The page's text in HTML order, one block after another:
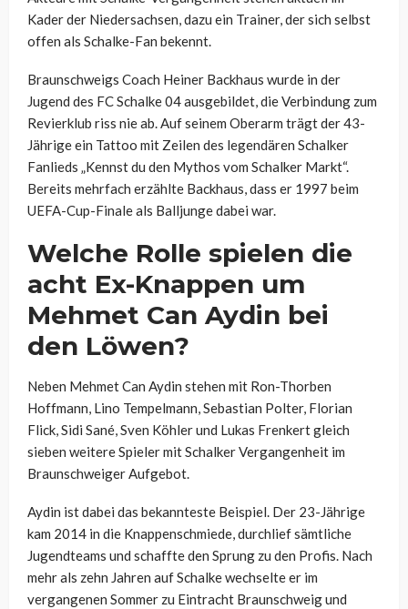
Kader der Niedersachsen, dazu ein Trainer, der sich selbst
offen als Schalke-Fan bekennt.
Braunschweigs Coach Heiner Backhaus wurde in der
Jugend des FC Schalke 04 ausgebildet, die Verbindung zum
Revierklub riss nie ab. Auf seinem Oberarm trägt der 43-
Jährige ein Tattoo mit Zeilen des legendären Schalker
Fanlieds „Kennst du den Mythos vom Schalker Markt“.
Bereits mehrfach erzählte Backhaus, dass er 1997 beim
UEFA-Cup-Finale als Balljunge dabei war.
Welche Rolle spielen die
acht Ex-Knappen um
Mehmet Can Aydin bei
den Löwen?
Neben Mehmet Can Aydin stehen mit Ron-Thorben
Hoffmann, Lino Tempelmann, Sebastian Polter, Florian
Flick, Sidi Sané, Sven Köhler und Lukas Frenkert gleich
sieben weitere Spieler mit Schalker Vergangenheit im
Braunschweiger Aufgebot.
Aydin ist dabei das bekannteste Beispiel. Der 23-Jährige
kam 2014 in die Knappenschmiede, durchlief sämtliche
Jugendteams und schaffte den Sprung zu den Profis. Nach
mehr als zehn Jahren auf Schalke wechselte er im
vergangenen Sommer zu Eintracht Braunschweig und